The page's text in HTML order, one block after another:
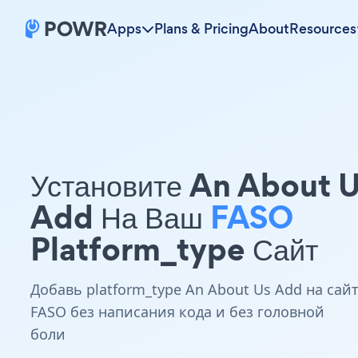
Apps Plans & PricingAboutResources
Установите An About
Add На Ваш FASO
Platform_type Сайт
Добавь platform_type An About Us Add на сайт
FASO без написания кода и без головной
боли